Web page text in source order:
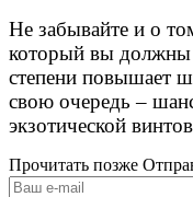
Не забывайте и о
который вы должны
степени повышает
свою очередь –
экзотической
Прочитать позже